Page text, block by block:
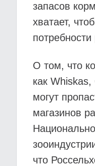
запасов
хватает,
О том, что
как
могут
магазинов
что